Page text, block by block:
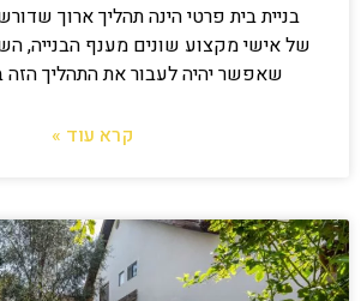
בניית בית פרטי הינה תהליך ארוך
של אישי מקצוע שונים מענף הבנייה,
שאפשר יהיה לעבור את התהליך הזה
קרא עוד »